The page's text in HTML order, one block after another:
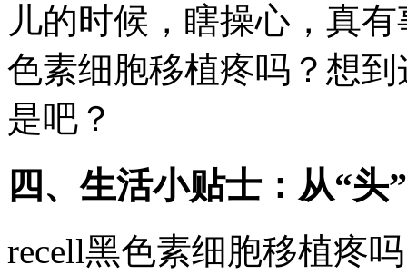
儿的时候，瞎操心，真
色素细胞移植疼吗？想
是吧？
四、生活小贴士：从“
recell黑色素细胞移植疼